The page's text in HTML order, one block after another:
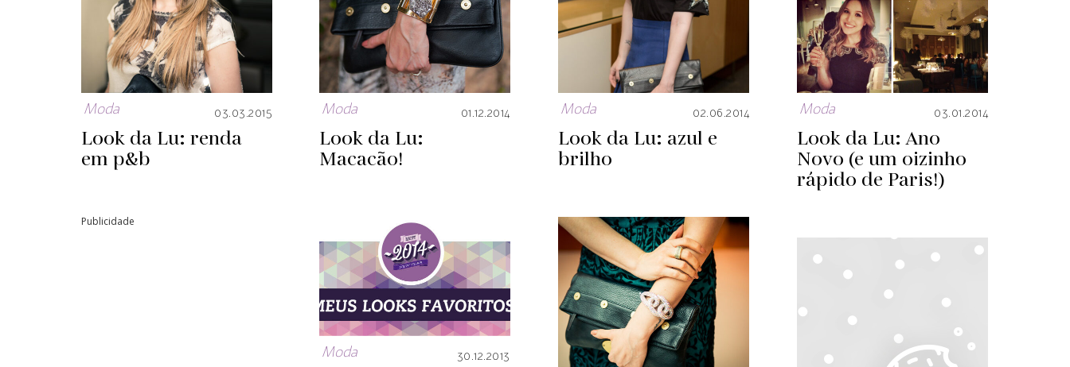
Moda 03.03.2015
Look da Lu: renda
em p&b
Moda 01.12.2014
Look da Lu:
Macacão!
Moda 02.06.2014
Look da Lu: azul e
brilho
Moda 03.01.2014
Look da Lu: Ano
Novo (e um oizinho
rápido de Paris!)
Publicidade
Moda 30.12.2013